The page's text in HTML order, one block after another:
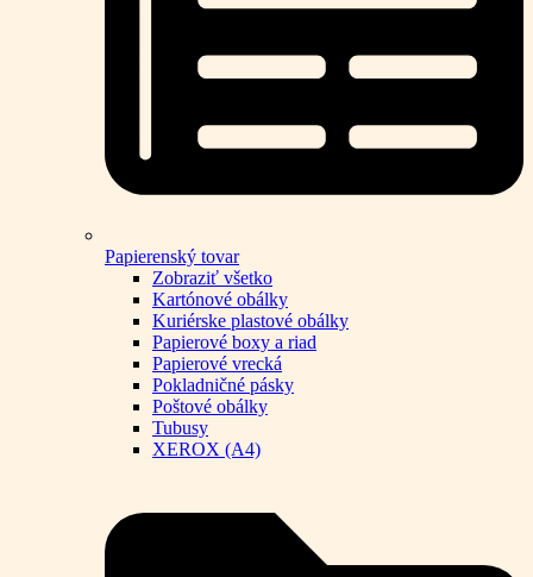
Papierenský tovar
Zobraziť všetko
Kartónové obálky
Kuriérske plastové obálky
Papierové boxy a riad
Papierové vrecká
Pokladničné pásky
Poštové obálky
Tubusy
XEROX (A4)